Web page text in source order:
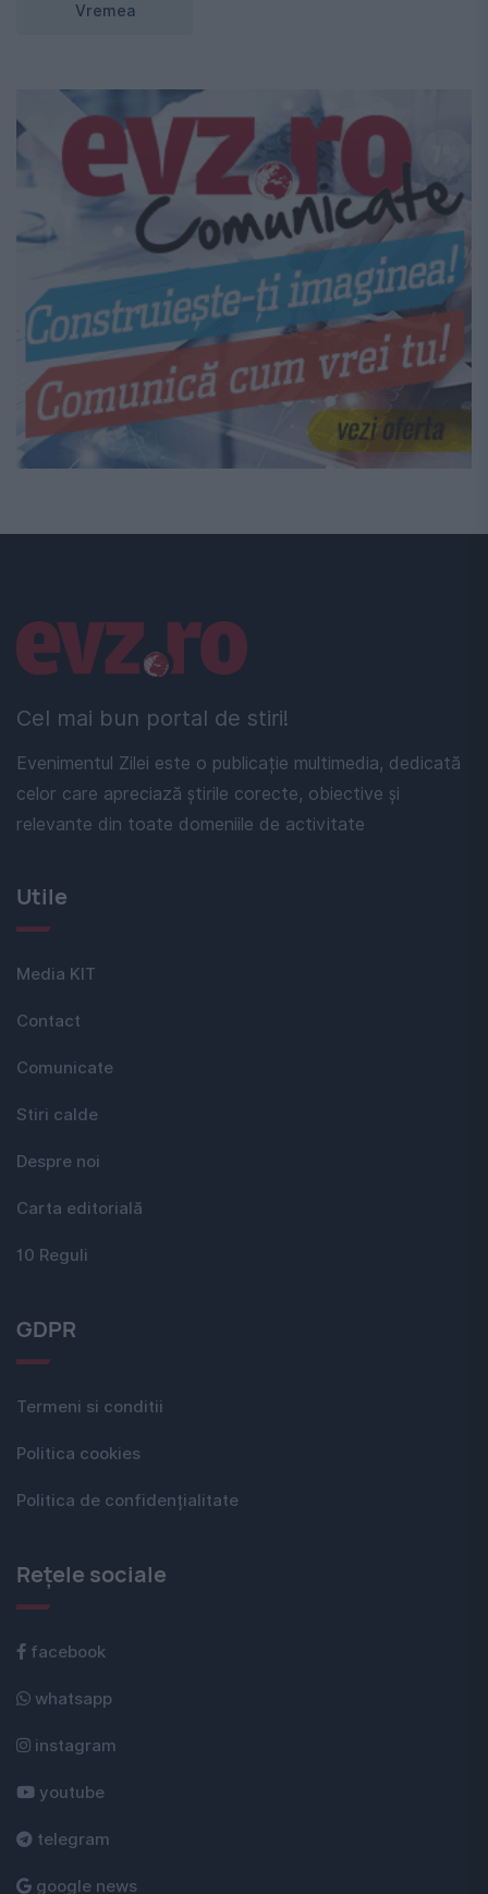
Vremea
Cel mai bun portal de stiri!
Evenimentul Zilei este o publicație multimedia, dedicată
celor care apreciază știrile corecte, obiective și
relevante din toate domeniile de activitate
Linkuri utile
Utile
Media KIT
Contact
Comunicate
Stiri calde
Despre noi
Carta editorială
10 Reguli
GDPR
Termeni si conditii
Politica cookies
Politica de confidențialitate
Rețele sociale
facebook
whatsapp
instagram
youtube
telegram
google news